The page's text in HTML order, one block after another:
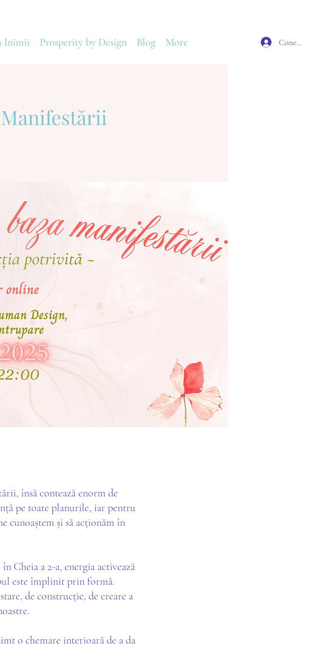
Inimii Prosperity by Design Blog More
însă contează enorm de
pe toate planurile, iar pentru
cunoaștem și să acționăm în
Cheia a 2-a, energia activează
este împlinit prin formă.
de construcție, de creare a
o chemare interioară de a da